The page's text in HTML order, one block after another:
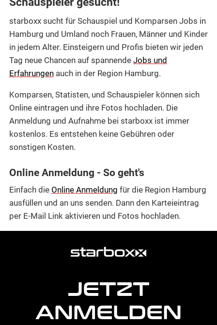
starboxx sucht für Schauspiel und Komparsen Jobs in
Hamburg und Umland noch Frauen, Männer und Kinder
in jedem Alter. Einsteigern und Profis bieten wir jeden
Tag neue Chancen auf spannende Jobs und
Erfahrungenauch in der Region Hamburg.
Komparsen, Statisten, und Schauspieler können sich
Online eintragen und ihre Fotos hochladen. Die
Anmeldung und Aufnahme bei starboxx ist immer
kostenlos. Es entstehen keine Gebühren oder
sonstigen Kosten.
Online Anmeldung - So geht's
Einfach die Online Anmeldung für die Region Hamburg
ausfüllen und an uns senden. Dann den Karteieintrag
per E-Mail Link aktivieren und Fotos hochladen.
JETZT
ANMELDEN